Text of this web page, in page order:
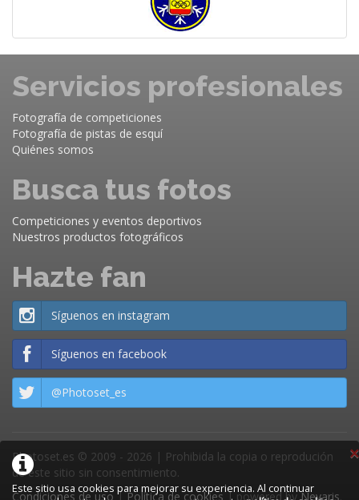
×
Este sitio usa cookies para mejorar su experiencia. Al continuar
Servicios profesionales
Fotografía de competiciones
Fotografía de pistas de esquí
Quiénes somos
Busca tus fotos
Competiciones y eventos deportivos
Nuestros productos fotográficos
Hazte fan
Síguenos en instagram
Síguenos en facebook
@Photoset_es
Photoset.es © 2009 - 2026 | Prohibida la copia o reprodución
de este sitio sin consentimiento.
Condiciones de uso |Política de cookies| powered byNevaris.